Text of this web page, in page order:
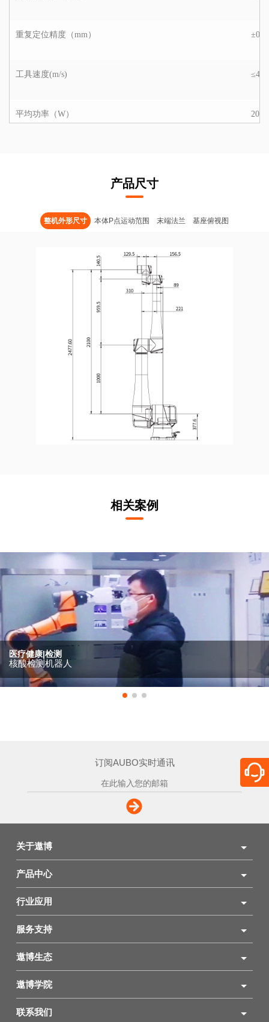
重复定位精度（mm）
工具速度(m/s) ≤4
平均功率（W）
产品尺寸
整机外形尺寸 本体P点运动范围 末端法兰 基座俯视图
相关案例
医疗健康|检测
核酸检测机器人
订阅AUBO实时通讯
关于遨博
产品中心
行业应用
服务支持
遨博生态
遨博学院
联系我们